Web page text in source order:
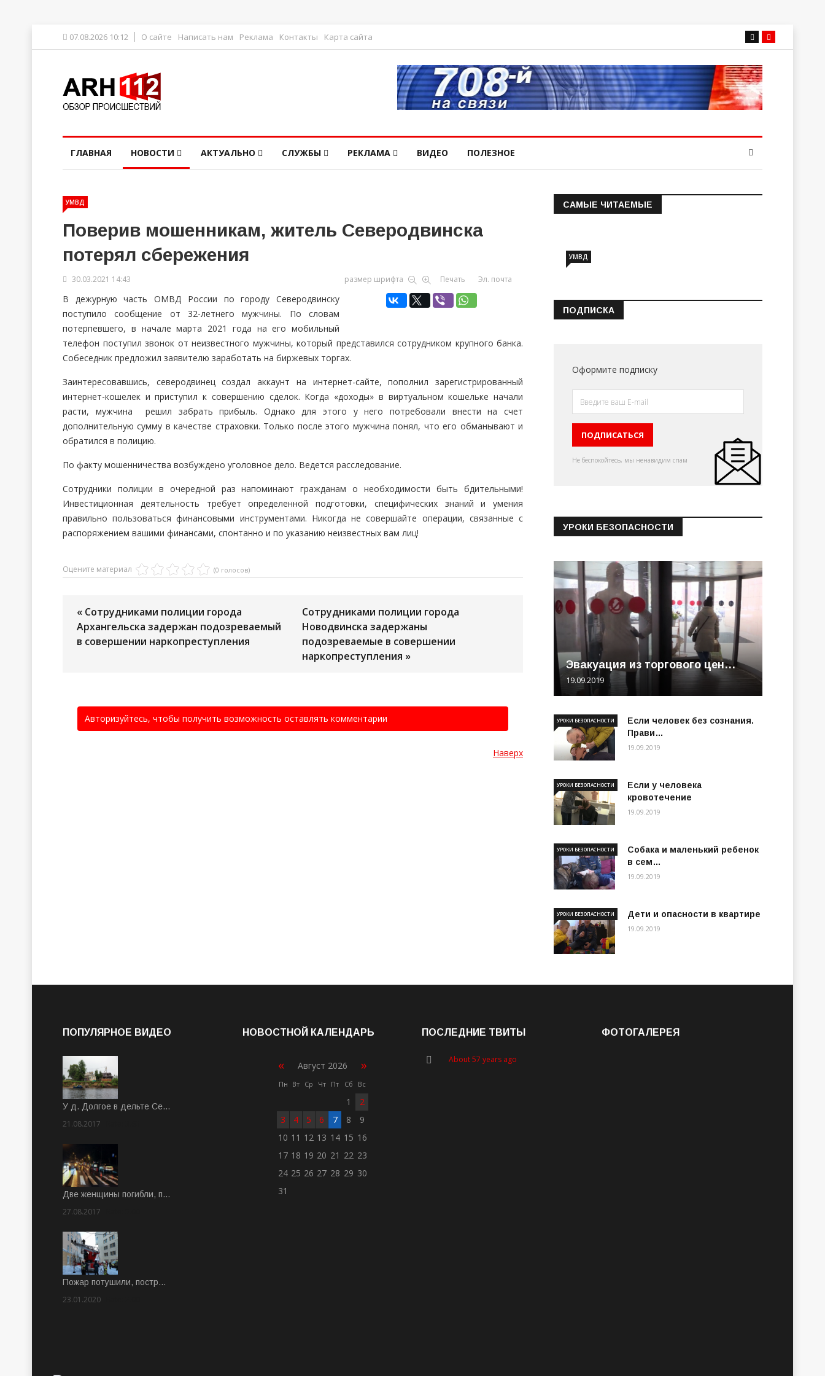
07.08.2026 10:12 О сайте Написать нам Реклама Контакты Карта сайта
ГЛАВНАЯ НОВОСТИ АКТУАЛЬНО СЛУЖБЫ РЕКЛАМА ВИДЕО ПОЛЕЗНОЕ
УМВД
Поверив мошенникам, житель Северодвинска
потерял сбережения
30.03.2021 14:43 размер шрифта Печать Эл. почта
В дежурную часть ОМВД России по городу Северодвинску
поступило сообщение от 32-летнего мужчины. По словам
потерпевшего, в начале марта 2021 года на его мобильный
телефон поступил звонок от неизвестного мужчины, который представился сотрудником крупного банка.
Собеседник предложил заявителю заработать на биржевых торгах.
Заинтересовавшись, северодвинец создал аккаунт на интернет-сайте, пополнил зарегистрированный
интернет-кошелек и приступил к совершению сделок. Когда «доходы» в виртуальном кошельке начали
расти, мужчина решил забрать прибыль. Однако для этого у него потребовали внести на счет
дополнительную сумму в качестве страховки. Только после этого мужчина понял, что его обманывают и
обратился в полицию.
По факту мошенничества возбуждено уголовное дело. Ведется расследование.
Сотрудники полиции в очередной раз напоминают гражданам о необходимости быть бдительными!
Инвестиционная деятельность требует определенной подготовки, специфических знаний и умения
правильно пользоваться финансовыми инструментами. Никогда не совершайте операции, связанные с
распоряжением вашими финансами, спонтанно и по указанию неизвестных вам лиц!
Оцените материал (0 голосов)
« Сотрудниками полиции города
Архангельска задержан подозреваемый
в совершении наркопреступления
Сотрудниками полиции города
Новодвинска задержаны
подозреваемые в совершении
наркопреступления »
Авторизуйтесь, чтобы получить возможность оставлять комментарии
Наверх
САМЫЕ ЧИТАЕМЫЕ
Информация о состоянии
УМВД
ПОДПИСКА
Оформите подписку
Не беспокойтесь, мы ненавидим спам
УРОКИ БЕЗОПАСНОСТИ
Эвакуация из торгового цен…
19.09.2019
Если человек без сознания.
Прави…
УРОКИ БЕЗОПАСНОСТИ
19.09.2019
Если у человека
кровотечение
УРОКИ БЕЗОПАСНОСТИ
19.09.2019
Собака и маленький ребенок
в сем…
УРОКИ БЕЗОПАСНОСТИ
19.09.2019
Дети и опасности в квартире
УРОКИ БЕЗОПАСНОСТИ
19.09.2019
ПОПУЛЯРНОЕ ВИДЕО
У д. Долгое в дельте Се…
21.08.2017
Две женщины погибли, п…
27.08.2017
Пожар потушили, постр…
23.01.2020
НОВОСТНОЙ КАЛЕНДАРЬ
« Август 2026 »
Пн Вт Ср Чт Пт Сб Вс
1
2
3
4 5 6 7 8
9
10 11 12 13 14 15 16
17 18 19 20 21 22 23
24 25 26 27 28 29 30
31
ПОСЛЕДНИЕ ТВИТЫ
About 57 years ago
ФОТОГАЛЕРЕЯ